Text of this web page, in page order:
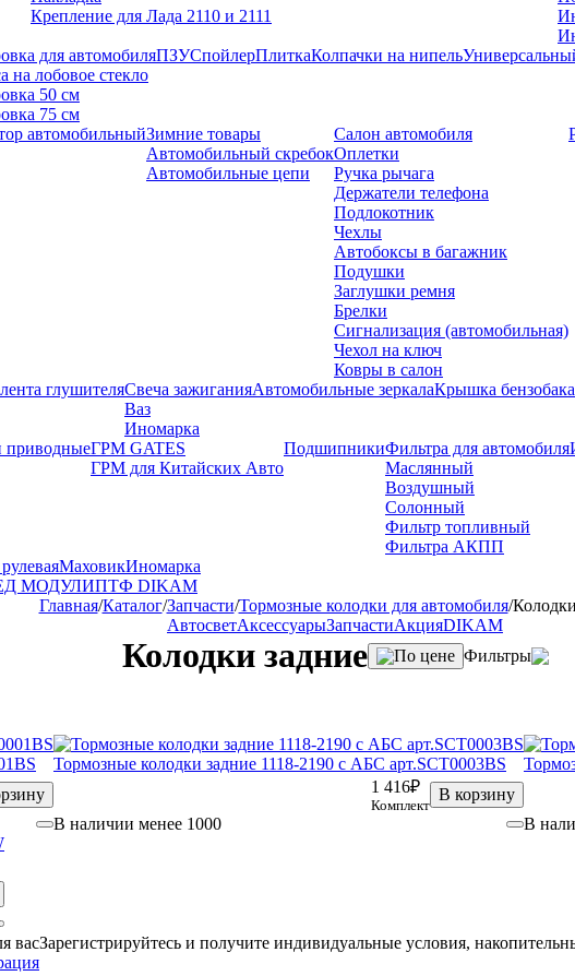
Крепление для Лада 2110 и 2111
для автомобиля
на лобовое стекло
50 см
75 см
ПЗУСпойлерПлиткаКолпачки на нипель
автомобильныйЗимние товары
Автомобильный скребок
Автомобильные цепи
Салон автомобиля
Оплетки
Ручка рычага
Держатели телефона
Подлокотник
Чехлы
Автобоксы в багажник
Подушки
Заглушки ремня
Брелки
Сигнализация (автомобильная)
Чехол на ключ
Ковры в салон
глушителяСвеча зажигания
Ваз
Иномарка
Автомобильные зеркалаКрышка
приводныеГРМ GATES
ГРМ для Китайских Авто
ПодшипникиФильтра для автомобиля
Маслянный
Воздушный
Солонный
Фильтр топливный
Фильтра АКПП
МаховикИномарка
МОДУЛИПТФ DIKAM
Главная/Каталог/Запчасти/Тормозные колодки для автомобиля/
АвтосветАксессуарыЗапчастиАкцияDIKAM
Колодки задние По цене Фильтры
Тормозные колодки задние 1118-2190 с АБС арт.SCT0003BS
1 416₽
Комплект
В корзину
В наличии менее 1000
В
васЗарегистрируйтесь и получите индивидуальные условия,